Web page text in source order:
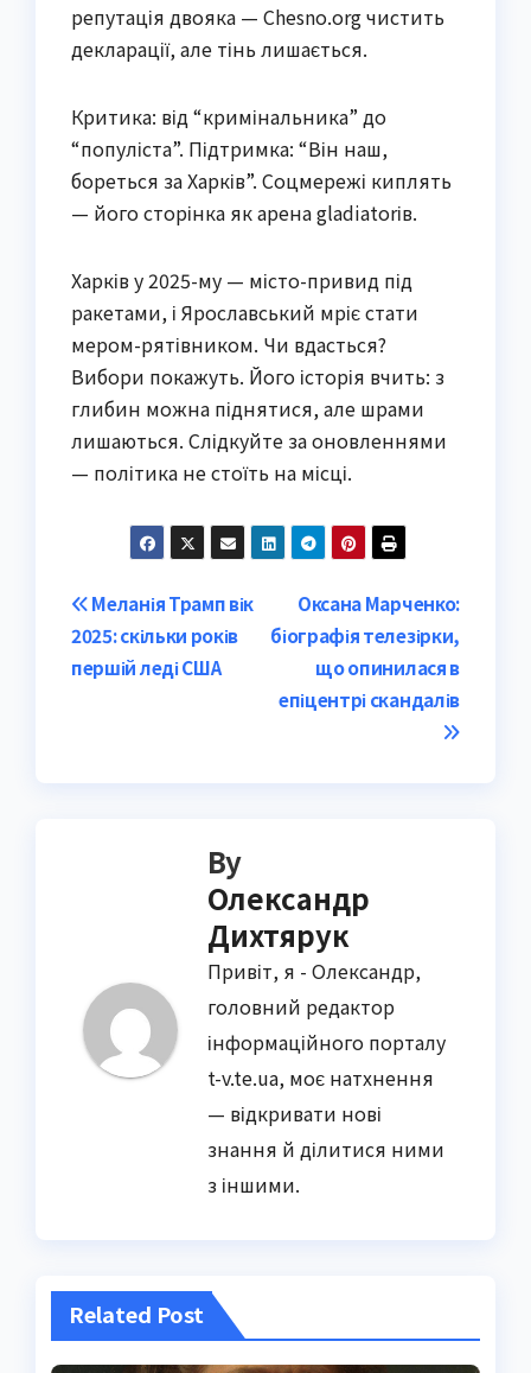
репутація двояка — Chesno.org чистить
декларації, але тінь лишається.
Критика: від “кримінальника” до
“популіста”. Підтримка: “Він наш,
бореться за Харків”. Соцмережі киплять
— його сторінка як арена gladiatorів.
Харків у 2025-му — місто-привид під
ракетами, і Ярославський мріє стати
мером-рятівником. Чи вдасться?
Вибори покажуть. Його історія вчить: з
глибин можна піднятися, але шрами
лишаються. Слідкуйте за оновленнями
— політика не стоїть на місці.
Post
navigation
Оксана Марченко:
біографія телезірки,
що опинилася в
епіцентрі скандалів
Меланія Трамп вік
2025: скільки років
першій леді США
By
Олександр
Дихтярук
Привіт, я - Олександр,
головний редактор
інформаційного порталу
t-v.te.ua, моє натхнення
— відкривати нові
знання й ділитися ними
з іншими.
Related Post